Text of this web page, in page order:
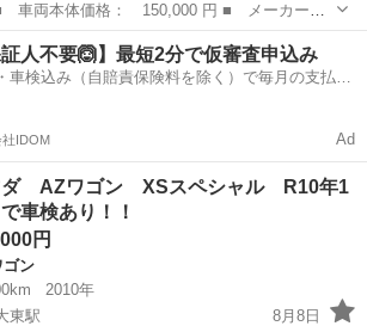
ｅＫワゴン ■ グレード名： Ｍ ５Ｍ
ター 電動格納ミラー ■ 排気量： 660cc
ワゴン ワゴン
証人不要🙆】最短2分で仮審査申込み
車検込み（自賠責保険料を除く）で毎月の支払額
IDOM Ad
ダ AZワゴン XSスペシャル R10年1
車検あり！！
円
ゴン
2010年
東駅
8月8日